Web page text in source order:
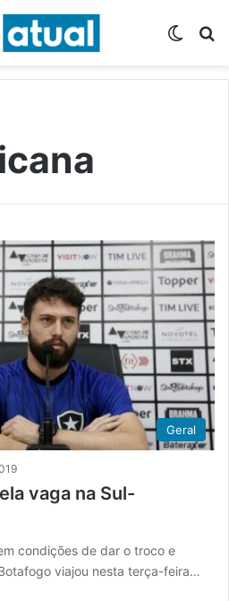
Geral
vaga na Sul-
condições de dar o troco e
viajou nesta terça-feira…